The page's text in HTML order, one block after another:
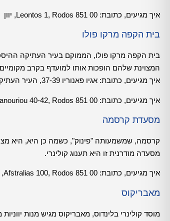
איך מגיעים, כתובת: Leontos 1, Rodos 851 00, יוון
בית הקפה מרקו פולו
בית הקפה מרקו פולו, הממוקם בעיר העתיקה
המצוינת שלהם הופכות אותו למועדף בקרב
איך מגיעים, כתובת: אגיו פאנוריו 37-39, העיר העתיקה, רודוס, 85100
איך מגיעים, כתובת:
מסעדת קרסמה
קרסמה, שמשמעותה "פינוק", כשמה כן היא, היא
מסעדה מודרנית זו היא תענוג קולינרי.
איך מגיעים, כתובת: Afstralias 100, Rodos 851 00, יוון
מאבריקוס
מוסד קולינרי בלינדוס, מאבריקוס מגיש מנות